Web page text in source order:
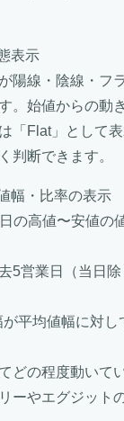
表示
陽線・陰線・フ
。始値からの動
「Flat」として
判断できます。
幅・比率の表示
の高値〜安値の
5営業日（当日
が平均値幅に対
どの程度動いて
ーやエグジット